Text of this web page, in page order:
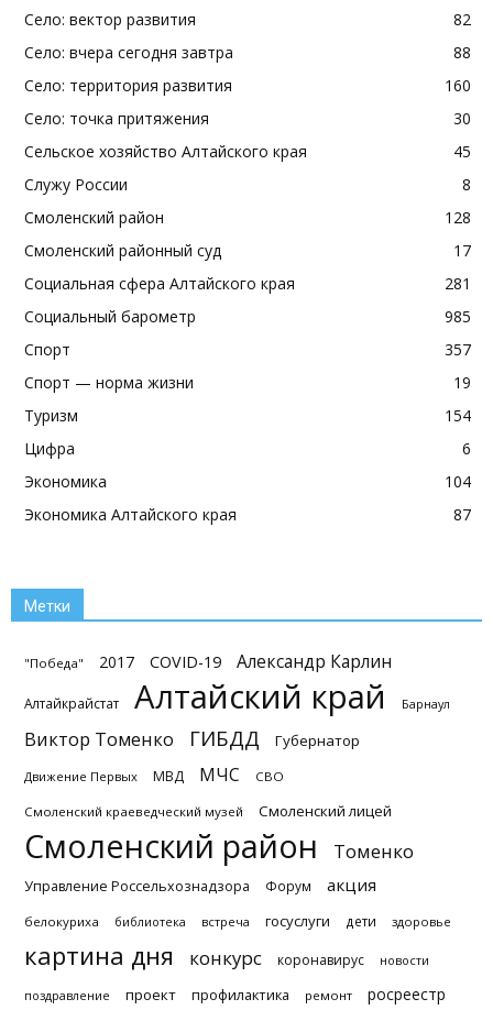
Село: вектор развития
82
Село: вчера сегодня завтра
88
Село: территория развития
160
Село: точка притяжения
30
Сельское хозяйство Алтайского края
45
Служу России
8
Смоленский район
128
Смоленский районный суд
17
Социальная сфера Алтайского края
281
Социальный барометр
985
Спорт
357
Спорт — норма жизни
19
Туризм
154
Цифра
6
Экономика
104
Экономика Алтайского края
87
Метки
"Победа" 2017 COVID-19 Александр Карлин
Алтайкрайстат Алтайский край Барнаул
Виктор Томенко ГИБДД Губернатор
Движение Первых МВД МЧС СВО
Смоленский краеведческий музей Смоленский лицей
Смоленский район Томенко
Управление Россельхознадзора Форум акция
белокуриха библиотека встреча госуслуги дети здоровье
картина дня конкурс коронавирус новости
поздравление проект профилактика ремонт росреестр